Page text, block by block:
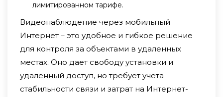
лимитированном тарифе.
Видеонаблюдение через мобильный
Интернет – это удобное и гибкое решение
для контроля за объектами в удаленных
местах. Оно дает свободу установки и
удаленный доступ, но требует учета
стабильности связи и затрат на Интернет-